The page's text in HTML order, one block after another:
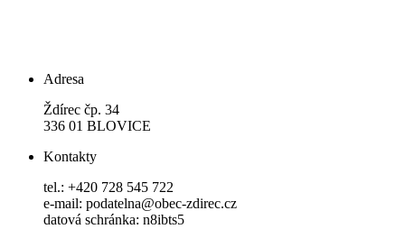
Adresa
Ždírec čp. 34
336 01 BLOVICE
Kontakty
tel.: +420 728 545 722
e-mail: podatelna@obec-zdirec.cz
datová schránka: n8ibts5